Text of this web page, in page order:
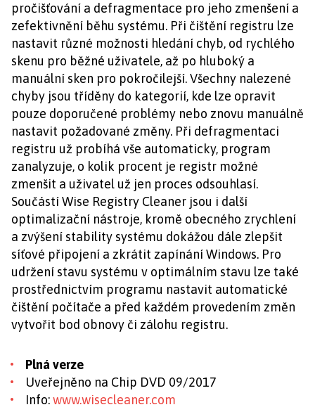
pročišťování a defragmentace pro jeho zmenšení a
zefektivnění běhu systému. Při čištění registru lze
nastavit různé možnosti hledání chyb, od rychlého
skenu pro běžné uživatele, až po hluboký a
manuální sken pro pokročilejší. Všechny nalezené
chyby jsou tříděny do kategorií, kde lze opravit
pouze doporučené problémy nebo znovu manuálně
nastavit požadované změny. Při defragmentaci
registru už probíhá vše automaticky, program
zanalyzuje, o kolik procent je registr možné
zmenšit a uživatel už jen proces odsouhlasí.
Součástí Wise Registry Cleaner jsou i další
optimalizační nástroje, kromě obecného zrychlení
a zvýšení stability systému dokážou dále zlepšit
síťové připojení a zkrátit zapínání Windows. Pro
udržení stavu systému v optimálním stavu lze také
prostřednictvím programu nastavit automatické
čištění počítače a před každém provedením změn
vytvořit bod obnovy či zálohu registru.
Plná verze
Uveřejněno na Chip DVD 09/2017
Info:www.wisecleaner.com